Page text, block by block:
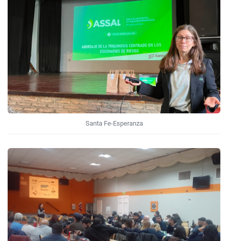
Santa Fe-Esperanza